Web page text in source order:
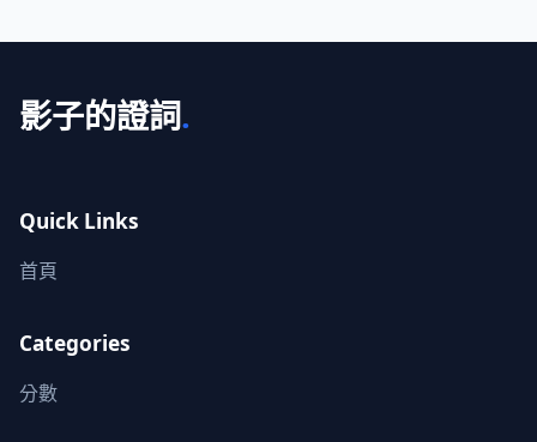
影子的證詞.
Quick Links
首頁
Categories
分數